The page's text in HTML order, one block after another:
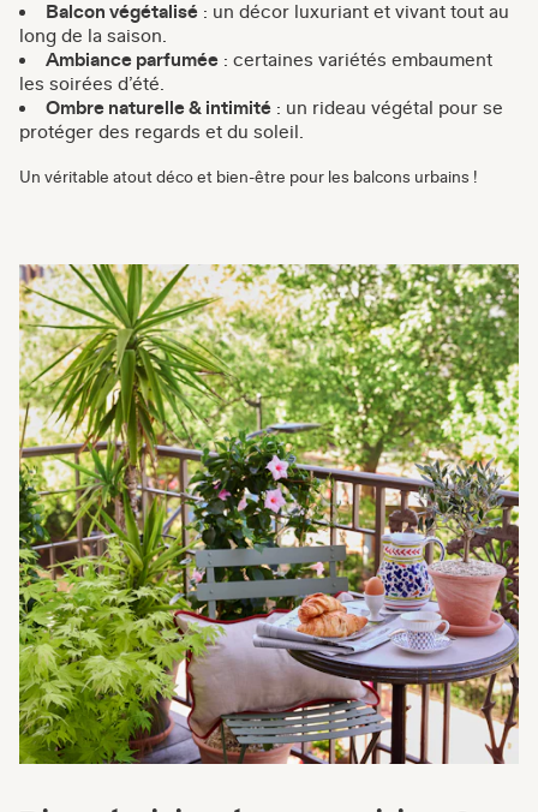
Balcon végétalisé : un décor luxuriant et vivant tout au
long de la saison.
Ambiance parfumée : certaines variétés embaument
les soirées d’été.
Ombre naturelle & intimité : un rideau végétal pour se
protéger des regards et du soleil.
Un véritable atout déco et bien-être pour les balcons urbains !